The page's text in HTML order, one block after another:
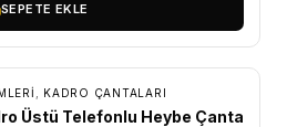
SEPETE EKLE
KADRO ÇANTALARI
Üstü Telefonlu Heybe Çanta